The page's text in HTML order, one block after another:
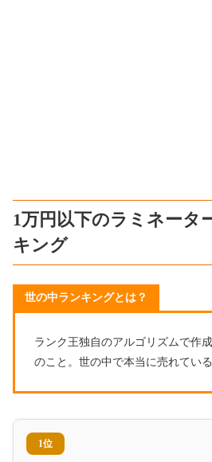
1万円以下のラミネータ
キング
世の中ランキングとは？
ランク王独自のアルゴリズムで作
のこと。世の中で本当に売れてい
1位